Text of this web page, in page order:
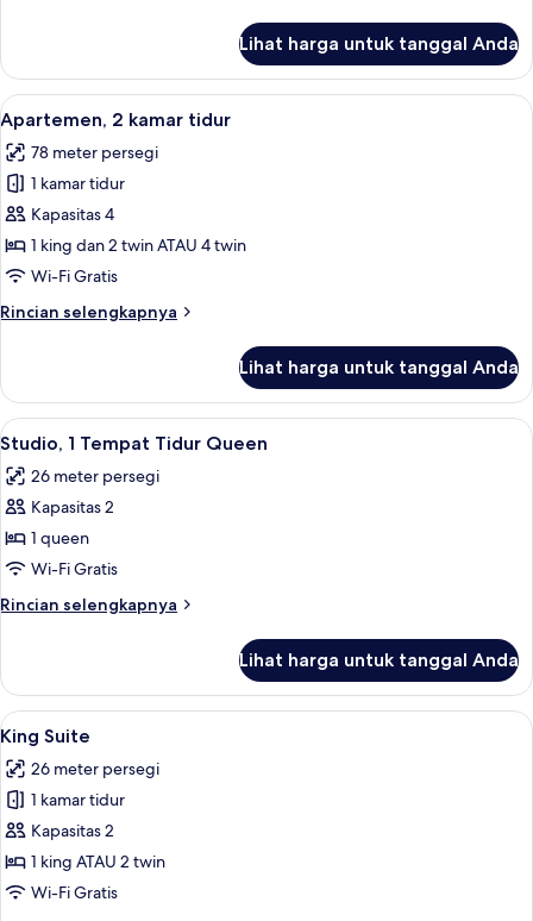
Apartemen,
kamar
tidur
Lihat harga untuk tanggal Anda
Lihat
semua
foto
untuk
Apartemen,
2
kamar
Apartemen, 2 kamar tidur | Dapur
6
Apartemen, 2 kamar tidur
78 meter persegi
1 kamar tidur
Kapasitas 4
1 king dan 2 twin ATAU 4 twin
Wi-Fi Gratis
Rincian selengkapnya
Rincian
Apartemen,
kamar
Lihat harga untuk tanggal Anda
Lihat
semua
foto
untuk
Studio,
1
Tempat
Tidur
Meja kerja, kedap suara, dan setrika/
4
Studio, 1 Tempat Tidur Queen
26 meter persegi
Kapasitas 2
1 queen
Wi-Fi Gratis
Rincian selengkapnya
Rincian
Studio,
Tempat
Tidur
Queen
Lihat harga untuk tanggal Anda
Lihat
semua
foto
untuk
King
Suite
Meja kerja, kedap suara, dan setrika/
4
King Suite
26 meter persegi
1 kamar tidur
Kapasitas 2
1 king ATAU 2 twin
Wi-Fi Gratis